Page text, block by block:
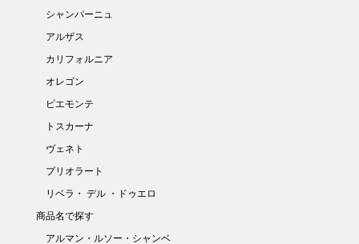
シャンパーニュ
アルザス
カリフォルニア
オレゴン
ピエモンテ
トスカーナ
ヴェネト
プリオラート
リベラ・ デル ・ドゥエロ
商品名で探す
アルマン・ルソー・シャンベ